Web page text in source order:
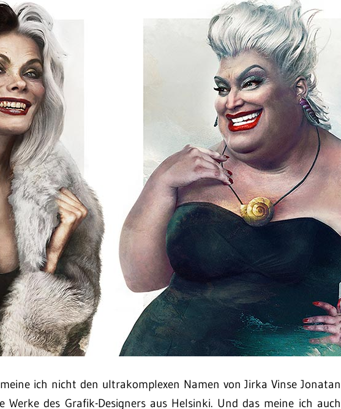
ich nicht den ultrakomplexen Namen von Jirka Vinse Jonatan
Werke des Grafik-Designers aus Helsinki. Und das meine ich auch